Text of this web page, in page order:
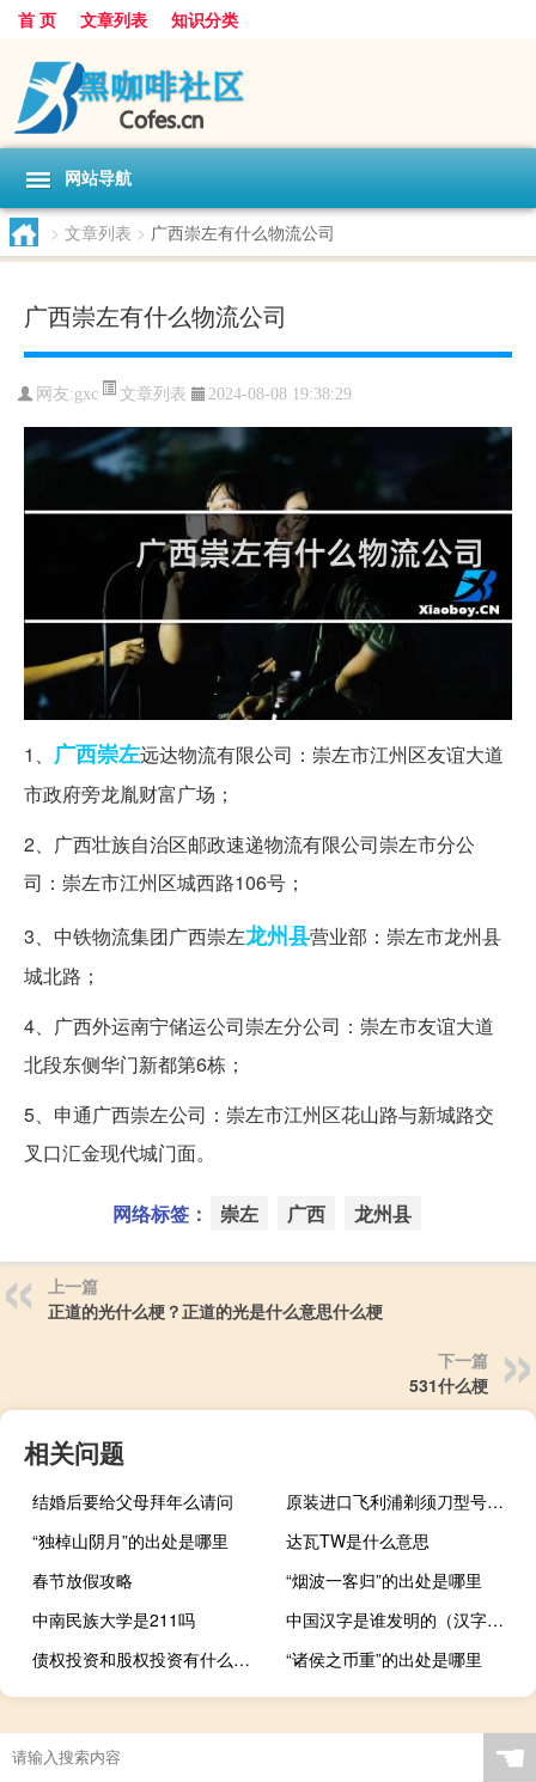
首 页 文章列表 知识分类
网站导航
> 文章列表 > 广西崇左有什么物流公司
广西崇左有什么物流公司
网友:gxc 文章列表 2024-08-08 19:38:29
1、 广西崇左远达物流有限公司：崇左市江州区友谊大道
市政府旁龙胤财富广场；
2、广西壮族自治区邮政速递物流有限公司崇左市分公
司：崇左市江州区城西路106号；
3、中铁物流集团广西崇左龙州县营业部：崇左市龙州县
城北路；
4、广西外运南宁储运公司崇左分公司：崇左市友谊大道
北段东侧华门新都第6栋；
5、申通广西崇左公司：崇左市江州区花山路与新城路交
叉口汇金现代城门面。
网络标签： 崇左 广西 龙州县
上一篇
正道的光什么梗？正道的光是什么意思什么梗
下一篇
531什么梗
相关问题
结婚后要给父母拜年么请问
原装进口飞利浦剃须刀型号及价格
“独棹山阴月”的出处是哪里
达瓦TW是什么意思
春节放假攻略
“烟波一客归”的出处是哪里
中南民族大学是211吗
中国汉字是谁发明的（汉字是谁发明的）
债权投资和股权投资有什么区别区别有这些
“诸侯之币重”的出处是哪里
☚